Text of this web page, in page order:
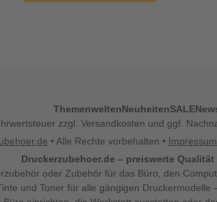
ThemenweltenNeuheitenSALE
zzgl. Versandkosten und ggf.
• Alle Rechte vorbehalten • Impressum
Druckerzubehoer.de – preiswerte
oder Zubehör für das Büro, den
und Toner für alle gängigen